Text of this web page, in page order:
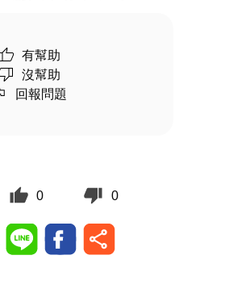
有幫助
沒幫助
回報問題
0 0